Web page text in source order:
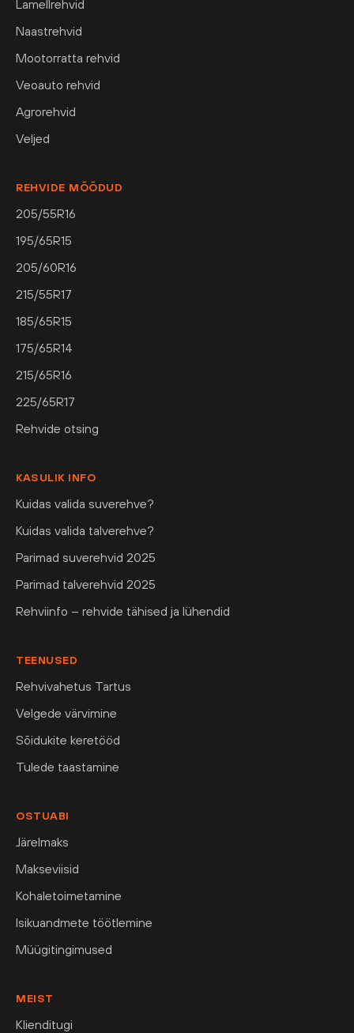
Lamellrehvid
Naastrehvid
Mootorratta rehvid
Veoauto rehvid
Agrorehvid
Veljed
REHVIDE MÕÕDUD
205/55R16
195/65R15
205/60R16
215/55R17
185/65R15
175/65R14
215/65R16
225/65R17
Rehvide otsing
KASULIK INFO
Kuidas valida suverehve?
Kuidas valida talverehve?
Parimad suverehvid 2025
Parimad talverehvid 2025
Rehviinfo – rehvide tähised ja lühendid
TEENUSED
Rehvivahetus Tartus
Velgede värvimine
Sõidukite keretööd
Tulede taastamine
OSTUABI
Järelmaks
Makseviisid
Kohaletoimetamine
Isikuandmete töötlemine
Müügitingimused
MEIST
Klienditugi